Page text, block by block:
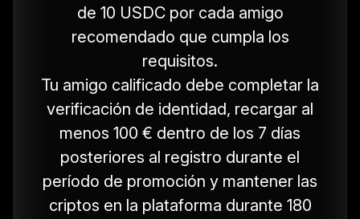
de 10 USDC por cada amigo
recomendado que cumpla los
requisitos.
Tu amigo calificado debe completar la
verificación de identidad, recargar al
menos 100 € dentro de los 7 días
posteriores al registro durante el
período de promoción y mantener las
criptos en la plataforma durante 180